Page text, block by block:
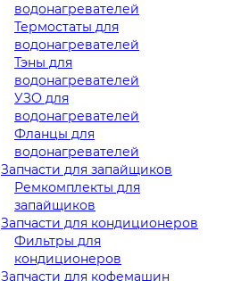
водонагревателей
Термостаты для
водонагревателей
Тэны для
водонагревателей
УЗО для
водонагревателей
Фланцы для
водонагревателей
Запчасти для запайщиков
Ремкомплекты для
запайщиков
Запчасти для кондиционеров
Фильтры для
кондиционеров
Запчасти для кофемашин